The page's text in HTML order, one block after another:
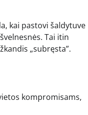
kai pastovi šaldytuve
Tai itin
„subręsta”.
kompromisams,